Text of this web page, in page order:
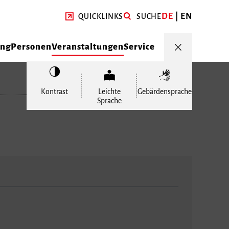
QUICKLINKS SUCHEDE EN
PersonenVeranstaltungenService
Kontrast
Leichte
Sprache
Gebärdensprache